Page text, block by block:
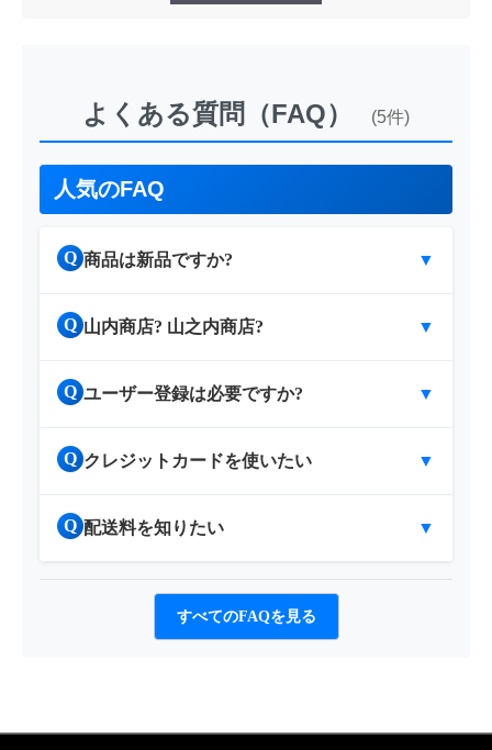
よくある質問（FAQ） (5件)
人気のFAQ
Q 商品は新品ですか? ▼
Q 山内商店? 山之内商店? ▼
Q ユーザー登録は必要ですか? ▼
Q クレジットカードを使いたい ▼
Q 配送料を知りたい ▼
すべてのFAQを見る